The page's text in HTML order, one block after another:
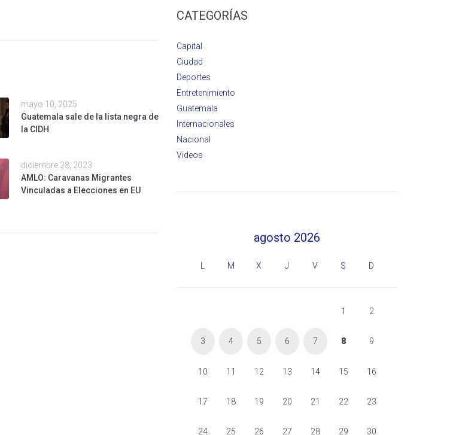
mayo 10, 2025
Guatemala sale de la lista negra de
la CIDH
diciembre 28, 2023
AMLO: Caravanas Migrantes
Vinculadas a Elecciones en EU
CATEGORÍAS
Capital
Ciudad
Deportes
Entretenimiento
Guatemala
Internacionales
Nacional
Videos
agosto 2026
M X J V S D
1 2
3 4 5 6 7 8 9
10 11 12 13 14 15 16
17 18 19 20 21 22 23
24 25 26 27 28 29 30